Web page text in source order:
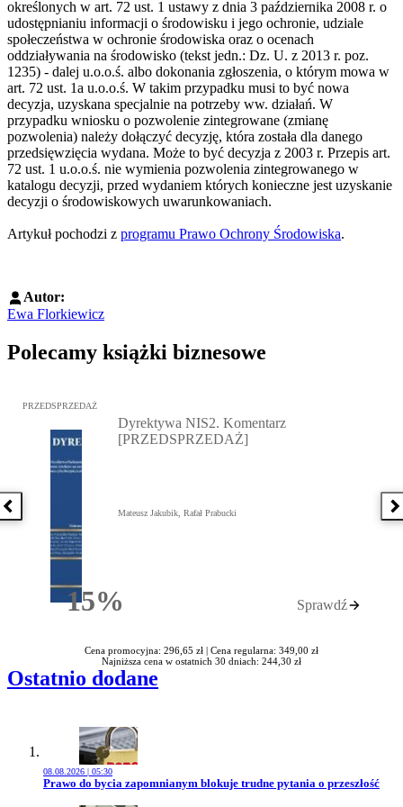
określonych w art. 72 ust. 1 ustawy z dnia 3 października 2008 r. o
udostępnianiu informacji o środowisku i jego ochronie, udziale
społeczeństwa w ochronie środowiska oraz o ocenach
oddziaływania na środowisko (tekst jedn.: Dz. U. z 2013 r. poz.
1235) - dalej u.o.o.ś. albo dokonania zgłoszenia, o którym mowa w
art. 72 ust. 1a u.o.o.ś. W takim przypadku musi to być nowa
decyzja, uzyskana specjalnie na potrzeby ww. działań. W
przypadku wniosku o pozwolenie zintegrowane (zmianę
pozwolenia) należy dołączyć decyzję, która została dla danego
przedsięwzięcia wydana. Może to być decyzja z 2003 r. Przepis art.
72 ust. 1 u.o.o.ś. nie wymienia pozwolenia zintegrowanego w
katalogu decyzji, przed wydaniem których konieczne jest uzyskanie
decyzji o środowiskowych uwarunkowaniach.
Artykuł pochodzi z programu Prawo Ochrony Środowiska.
Autor:
Ewa Florkiewicz
Polecamy książki biznesowe
Poprzednia książka
Przejdź do: Dyrektywa NIS2. Komentarz [PRZEDSPRZEDAŻ],
PRZEDSPRZEDAŻ
15%Rabatu
Dyrektywa NIS2. Komentarz
[PRZEDSPRZEDAŻ]
Mateusz Jakubik, Rafał Prabucki
Sprawdź
Cena promocyjna: 296,65 zł | Cena regularna: 349,00 zł
Najniższa cena w ostatnich 30 dniach: 244,30 zł
Ostatnio dodane
08.08.2026 | 05:30
Przejdź do artykułu:
Prawo do bycia zapomnianym blokuje trudne pytania o przeszłość